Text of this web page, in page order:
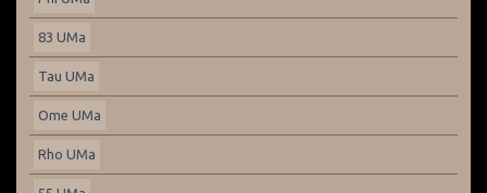
83 UMa
Tau UMa
Ome UMa
Rho UMa